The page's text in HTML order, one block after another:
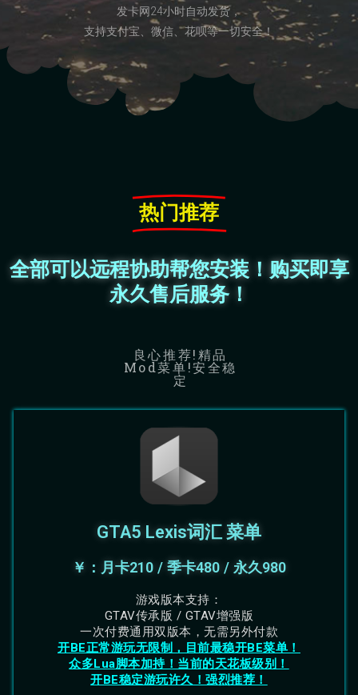
发卡网24小时自动发货，
支持支付宝、微信、花呗等一切安全！
热门推荐
全部可以远程协助帮您安装！购买即享
永久售后服务！
良心推荐!精品
Mod菜单!安全稳
定
GTA5 Lexis词汇 菜单
￥：月卡210 / 季卡480 / 永久980
游戏版本支持：
GTAV传承版 / GTAV增强版
一次付费通用双版本，无需另外付款
开BE正常游玩无限制，目前最稳开BE菜单！
众多Lua脚本加持！当前的天花板级别！
开BE稳定游玩许久！强烈推荐！